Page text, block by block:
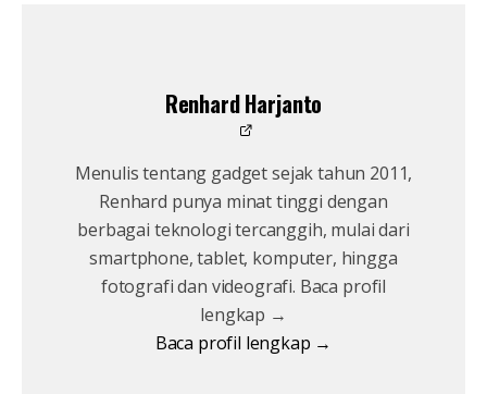
Renhard Harjanto
Menulis tentang gadget sejak tahun 2011,
Renhard punya minat tinggi dengan
berbagai teknologi tercanggih, mulai dari
smartphone, tablet, komputer, hingga
fotografi dan videografi. Baca profil
lengkap →
Baca profil lengkap →